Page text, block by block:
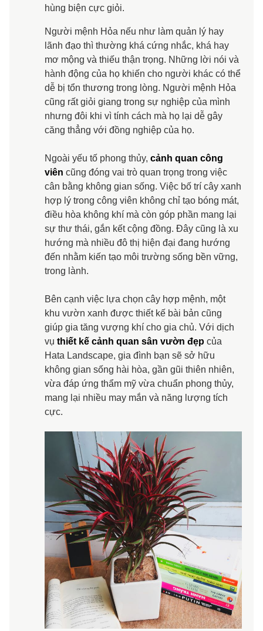
hùng biện cực giỏi.
Người mệnh Hỏa nếu như làm quản lý hay
lãnh đạo thì thường khá cứng nhắc, khá hay
mơ mộng và thiếu thận trọng. Những lời nói và
hành động của họ khiến cho người khác có thể
dễ bị tổn thương trong lòng. Người mệnh Hỏa
cũng rất giỏi giang trong sự nghiệp của mình
nhưng đôi khi vì tính cách mà họ lại dễ gây
căng thẳng với đồng nghiệp của họ.
Ngoài yếu tố phong thủy, cảnh quan công
viên cũng đóng vai trò quan trọng trong việc
cân bằng không gian sống. Việc bố trí cây xanh
hợp lý trong công viên không chỉ tạo bóng mát,
điều hòa không khí mà còn góp phần mang lại
sự thư thái, gắn kết cộng đồng. Đây cũng là xu
hướng mà nhiều đô thị hiện đại đang hướng
đến nhằm kiến tạo môi trường sống bền vững,
trong lành.
Bên cạnh việc lựa chọn cây hợp mệnh, một
khu vườn xanh được thiết kế bài bản cũng
giúp gia tăng vượng khí cho gia chủ. Với dịch
vụ thiết kế cảnh quan sân vườn đẹp của
Hata Landscape, gia đình bạn sẽ sở hữu
không gian sống hài hòa, gần gũi thiên nhiên,
vừa đáp ứng thẩm mỹ vừa chuẩn phong thủy,
mang lại nhiều may mắn và năng lượng tích
cực.